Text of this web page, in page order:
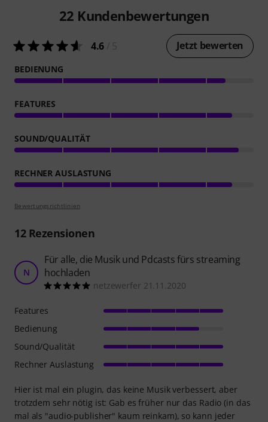
22 Kundenbewertungen
4.6 Jetzt bewerten
BEDIENUNG
FEATURES
SOUND/QUALITÄT
RECHNER AUSLASTUNG
Bewertungsrichtlinien
12Rezensionen
N
Für alle, die Musik und Pdcasts fürs streaming
hochladen
netzewerfer 21.11.2020
Hier ist mal ein plugin, das keine Musik verbessert, aber
trotzdem sehr nötig ist: Gab es früher nur das Radio (in das
mal als "audio-publisher" kaum reinkam), so kann jeder
Features
Bedienung
Sound/Qualität
Rechner Auslastung